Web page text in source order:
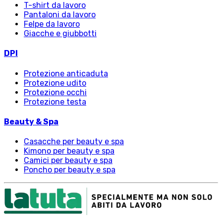
T-shirt da lavoro
Pantaloni da lavoro
Felpe da lavoro
Giacche e giubbotti
DPI
Protezione anticaduta
Protezione udito
Protezione occhi
Protezione testa
Beauty & Spa
Casacche per beauty e spa
Kimono per beauty e spa
Camici per beauty e spa
Poncho per beauty e spa